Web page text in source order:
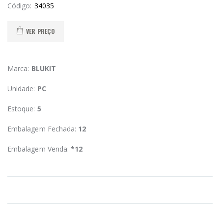
Código:
VER PREÇO
Marca: BLUKIT
Unidade: PC
Estoque: 5
Embalagem Fechada: 12
Embalagem Venda:*12